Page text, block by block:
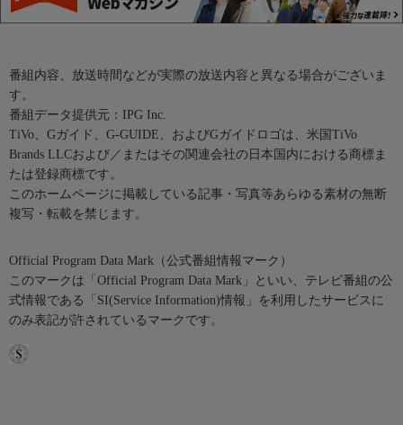
番組内容、放送時間などが実際の放送内容と異なる場合がございま
す。
番組データ提供元：IPG Inc.
TiVo、Gガイド、G-GUIDE、およびGガイドロゴは、米国TiVo
Brands LLCおよび／またはその関連会社の日本国内における商標ま
たは登録商標です。
このホームページに掲載している記事・写真等あらゆる素材の無断
複写・転載を禁じます。
Official Program Data Mark（公式番組情報マーク）
このマークは「Official Program Data Mark」といい、テレビ番組の公
式情報である「SI(Service Information)情報」を利用したサービスに
のみ表記が許されているマークです。